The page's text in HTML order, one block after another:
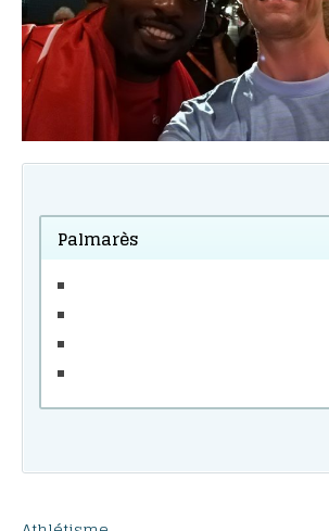
Palmarès